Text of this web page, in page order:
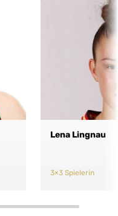
Lena Lingnau
3×3 Spielerin